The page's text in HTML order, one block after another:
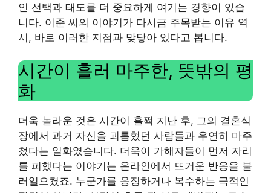
인 선택과 태도를 더 중요하게 여기는 경향이 있습
니다. 이준 씨의 이야기가 다시금 주목받는 이유 역
시, 바로 이러한 지점과 맞닿아 있다고 봅니다.
시간이 흘러 마주한, 뜻밖의 평
화
더욱 놀라운 것은 시간이 훌쩍 지난 후, 그의 결혼식
장에서 과거 자신을 괴롭혔던 사람들과 우연히 마주
쳤다는 일화였습니다. 더욱이 가해자들이 먼저 자리
를 피했다는 이야기는 온라인에서 뜨거운 반응을 불
러일으켰죠. 누군가를 응징하거나 복수하는 극적인